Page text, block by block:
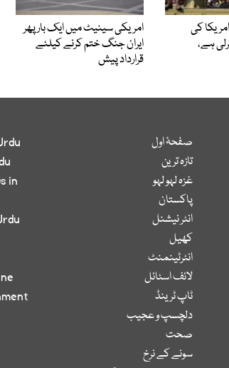
کی
ہے،
امریکی سینیٹ میں ایک بار پھر
ایران جنگ ختم کرنے کیلئے
قرارداد پیش
صفحۂ اول
تازہ ترین
غزہ لہو لہو
پاکستان
انٹر نیشنل
کھیل
انٹرٹینمنٹ
لائف اسٹائل
ٹاپ ٹرینڈ
دلچسپ و عجیب
صحت
سونے کے نرخ
in